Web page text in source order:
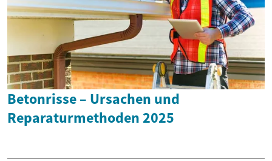
Betonrisse – Ursachen und
Reparaturmethoden 2025